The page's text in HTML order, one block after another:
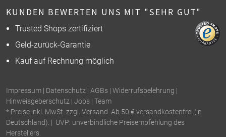
KUNDEN BEWERTEN UNS MIT "SEHR GUT"
Trusted Shops zertifiziert
Geld-zurück-Garantie
Kauf auf Rechnung möglich
Impressum Datenschutz AGBs Widerrufsbelehrung
Hinweisgeberschutz Jobs Team
* Preise inkl. MwSt. zzgl. Versand. Ab 50 € versandkostenfrei (in
Deutschland). | UVP: unverbindliche Preisempfehlung des
Herstellers.